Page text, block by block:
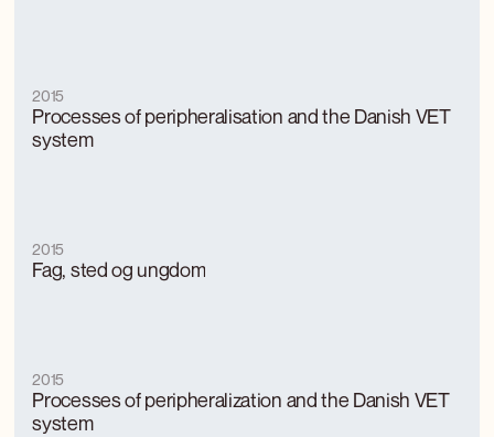
Processes of peripheralisation and the Danish VET
system
2015
Fag, sted og ungdom
2015
Processes of peripheralization and the Danish VET
system
2015